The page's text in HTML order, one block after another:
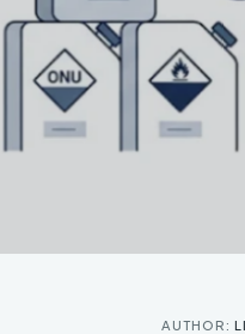
AUTHOR: